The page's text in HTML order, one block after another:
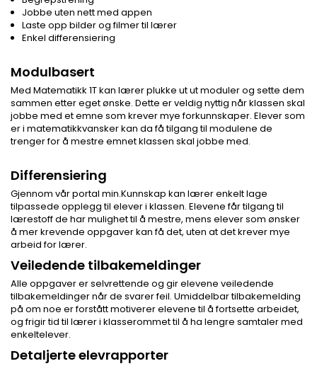
Jobbe uten nett med appen
Laste opp bilder og filmer til lærer
Enkel differensiering
Modulbasert
Med Matematikk 1T kan lærer plukke ut ut moduler og sette dem
sammen etter eget ønske. Dette er veldig nyttig når klassen skal
jobbe med et emne som krever mye forkunnskaper. Elever som
er i matematikkvansker kan da få tilgang til modulene de
trenger for å mestre emnet klassen skal jobbe med.
Differensiering
Gjennom vår portal min.Kunnskap kan lærer enkelt lage
tilpassede opplegg til elever i klassen. Elevene får tilgang til
lærestoff de har mulighet til å mestre, mens elever som ønsker
å mer krevende oppgaver kan få det, uten at det krever mye
arbeid for lærer.
Veiledende tilbakemeldinger
Alle oppgaver er selvrettende og gir elevene veiledende
tilbakemeldinger når de svarer feil. Umiddelbar tilbakemelding
på om noe er forstått motiverer elevene til å fortsette arbeidet,
og frigir tid til lærer i klasserommet til å ha lengre samtaler med
enkeltelever.
Detaljerte elevrapporter